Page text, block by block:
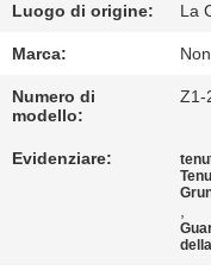
QUALITÀ
CONTATTICI
RICHIEDA
CITAZIONE
Luogo di origine: La
Marca:
Numero di
modello:
Z1-
Evidenziare:
,